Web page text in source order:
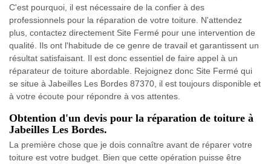
C'est pourquoi, il est nécessaire de la confier à des
professionnels pour la réparation de votre toiture. N'attendez
plus, contactez directement Site Fermé pour une intervention de
qualité. Ils ont l'habitude de ce genre de travail et garantissent un
résultat satisfaisant. Il est donc essentiel de faire appel à un
réparateur de toiture abordable. Rejoignez donc Site Fermé qui
se situe à Jabeilles Les Bordes 87370, il est toujours disponible et
à votre écoute pour répondre à vos attentes.
Obtention d'un devis pour la réparation de toiture à
Jabeilles Les Bordes.
La première chose que je dois connaître avant de réparer votre
toiture est votre budget. Bien que cette opération puisse être